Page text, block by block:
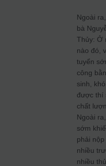
Ngoài
bà
Thủy: Ở
nào đó,
tuyển
công
sinh,
được thí
chất
Ngoài
sớm
phải
nhiều
nhiều